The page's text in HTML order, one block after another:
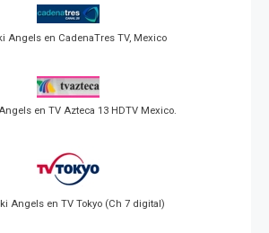
Angels en CadenaTres TV, Mexico
en TV Azteca 13 HDTV Mexico.
Angels en TV Tokyo (Ch 7 digital)